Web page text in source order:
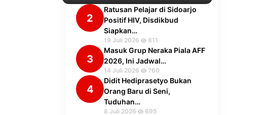
2
Ratusan Pelajar di Sidoarjo
Positif HIV, Disdikbud
Siapkan…
19 Juli 2026 811
3
Masuk Grup Neraka Piala AFF
2026, Ini Jadwal…
14 Juli 2026 760
4
Didit Hediprasetyo Bukan
Orang Baru di Seni,
Tuduhan…
8 Juli 2026 695